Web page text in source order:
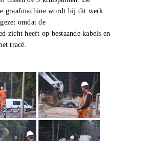
graafmachine wordt bij dit werk
omdat de
zicht heeft op bestaande kabels en
tracé.